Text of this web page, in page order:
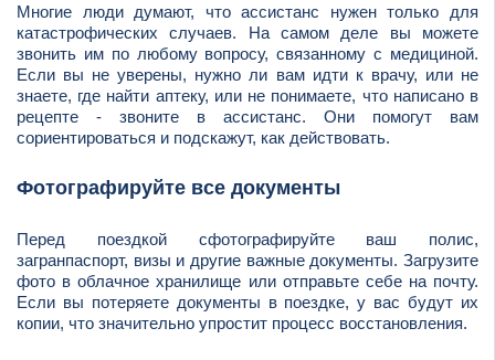
Многие люди думают, что ассистанс нужен только для
катастрофических случаев. На самом деле вы можете
звонить им по любому вопросу, связанному с медициной.
Если вы не уверены, нужно ли вам идти к врачу, или не
знаете, где найти аптеку, или не понимаете, что написано в
рецепте - звоните в ассистанс. Они помогут вам
сориентироваться и подскажут, как действовать.
Фотографируйте все документы
Перед поездкой сфотографируйте ваш полис,
загранпаспорт, визы и другие важные документы. Загрузите
фото в облачное хранилище или отправьте себе на почту.
Если вы потеряете документы в поездке, у вас будут их
копии, что значительно упростит процесс восстановления.